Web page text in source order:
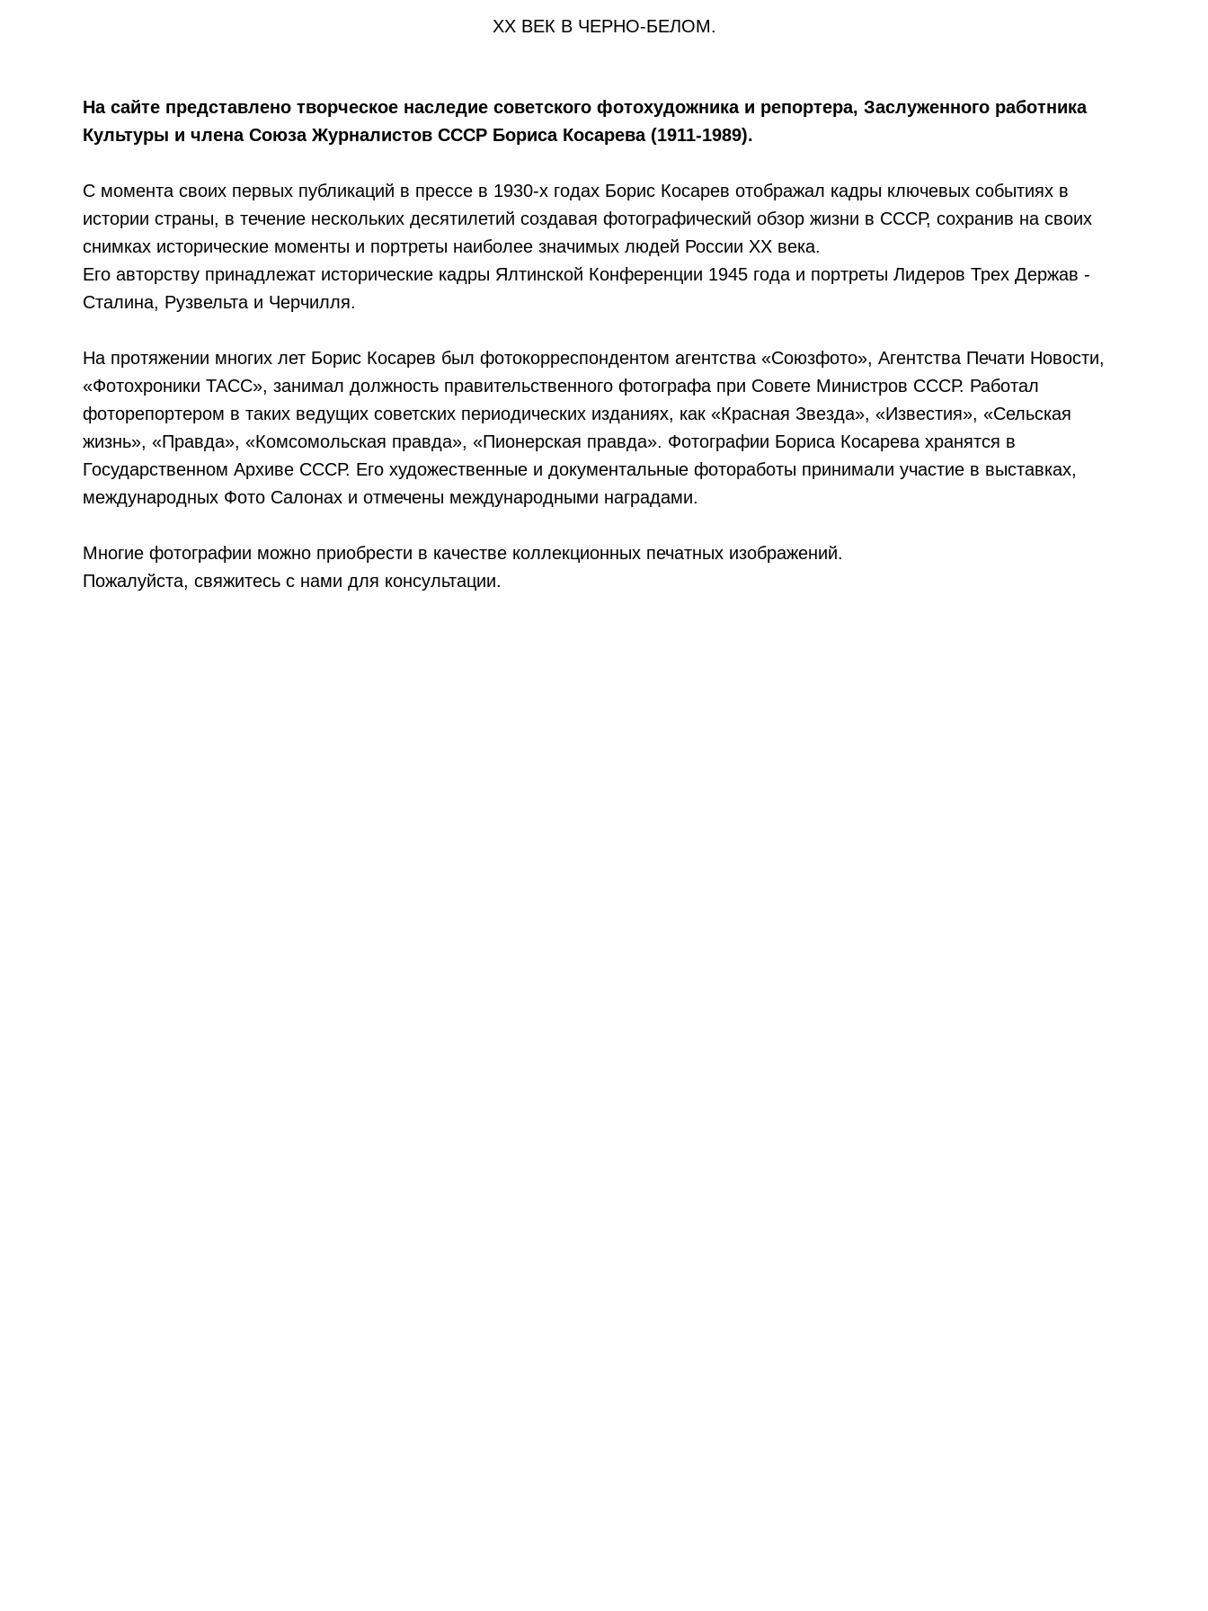
ХХ ВЕК В ЧЕРНО-БЕЛОМ.
На сайте представлено творческое наследие советского фотохудожника и репортера, Заслуженного работника
Культуры и члена Союза Журналистов СССР Бориса Косарева (1911-1989).
С момента своих первых публикаций в прессе в 1930-х годах Борис Косарев отображал кадры ключевых событиях в
истории страны, в течение нескольких десятилетий создавая фотографический обзор жизни в СССР, сохранив на своих
снимках исторические моменты и портреты наиболее значимых людей России ХХ века.
Его авторству принадлежат исторические кадры Ялтинской Конференции 1945 года и портреты Лидеров Трех Держав -
Сталина, Рузвельта и Черчилля.
На протяжении многих лет Борис Косарев был фотокорреспондентом агентства «Союзфото», Агентства Печати Новости,
«Фотохроники ТАСС», занимал должность правительственного фотографа при Совете Министров СССР. Работал
фоторепортером в таких ведущих советских периодических изданиях, как «Красная Звезда», «Известия», «Сельская
жизнь», «Правда», «Комсомольская правда», «Пионерская правда». Фотографии Бориса Косарева хранятся в
Государственном Архиве СССР. Его художественные и документальные фотоработы принимали участие в выставках,
международных Фото Салонах и отмечены международными наградами.
Многие фотографии можно приобрести в качестве коллекционных печатных изображений.
Пожалуйста, свяжитесь с нами для консультации.